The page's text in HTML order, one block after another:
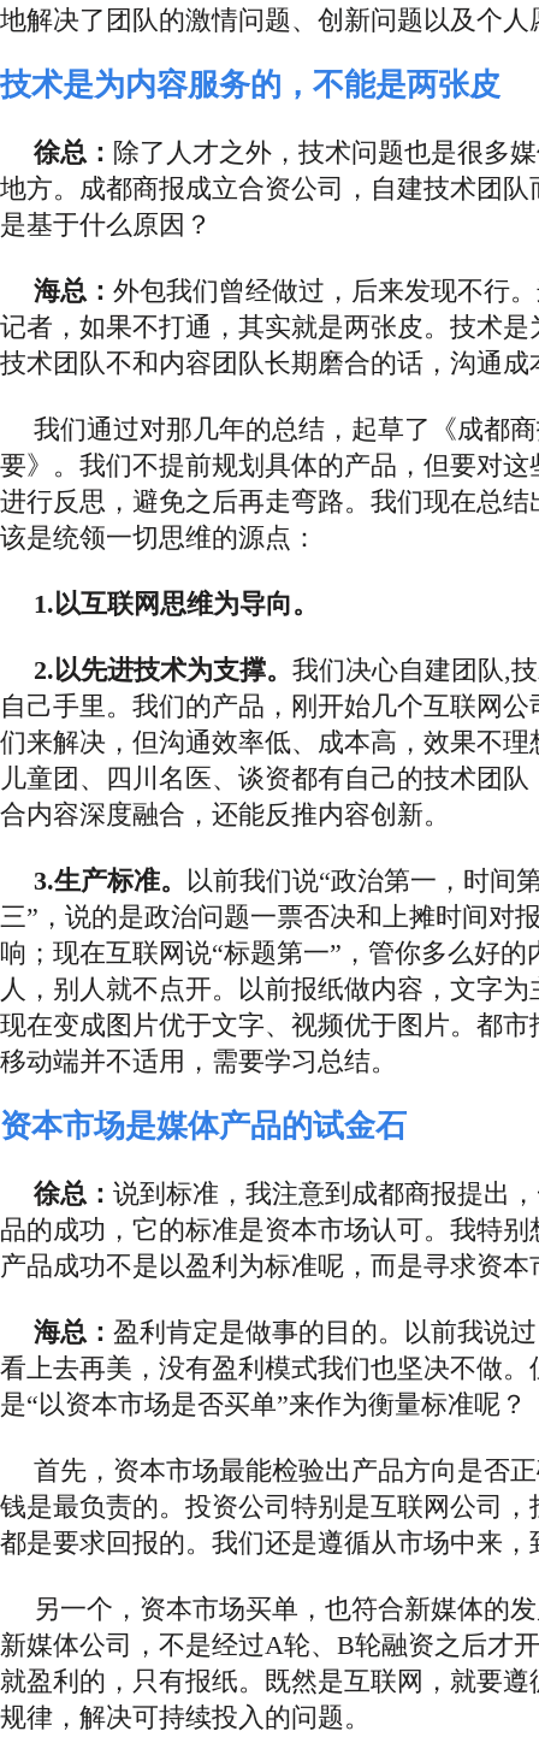
地解决了团队的激情问题、创新问题以及个人
技术是为内容服务的，不能是两张皮
徐总： 除了人才之外，技术问题也是很多
地方。成都商报成立合资公司，自建技术团队
是基于什么原因？
海总： 外包我们曾经做过，后来发现不行
记者，如果不打通，其实就是两张皮。 技术是
技术团队不和内容团队长期磨合的话，沟通成
我们通过对那几年的总结，起草了《成都
要》。我们不提前规划具体的产品，但要对这
进行反思，避免之后再走弯路。我们现在总结
该是统领一切思维的源点：
1.以互联网思维为导向。
2.以先进技术为支撑。 我们决心自建团队,
自己手里。我们的产品，刚开始几个互联网
们来解决，但沟通效率低、成本高，效果不理
儿童团、四川名医、谈资都有自己的技术团
合内容深度融合，还能反推内容创新。
3.生产标准。 以前我们说“政治第一，时间
三”，说的是政治问题一票否决和上摊时间对
响；现在互联网说“标题第一”，管你多么好的
人，别人就不点开。以前报纸做内容，文字
现在变成图片优于文字、视频优于图片。都市
移动端并不适用，需要学习总结。
资本市场是媒体产品的试金石
徐总： 说到标准，我注意到成都商报提出
品的成功，它的标准是资本市场认可。我特
产品成功不是以盈利为标准呢，而是寻求资本
海总： 盈利肯定是做事的目的。以前我说
看上去再美，没有盈利模式我们也坚决不做。
是“以资本市场是否买单”来作为衡量标准呢？
首先，资本市场最能检验出产品方向是否
钱是最负责的。投资公司特别是互联网公司，
都是要求回报的。我们还是遵循从市场中来，
另一个，资本市场买单，也符合新媒体的
新媒体公司，不是经过A轮、B轮融资之后才
就盈利的，只有报纸。既然是互联网，就要遵
规律，解决可持续投入的问题。